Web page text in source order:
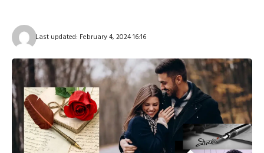
Last updated: February 4, 2024 16:16